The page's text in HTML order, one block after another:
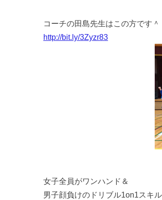
コーチの田島先生はこの方です＾
http://bit.ly/3Zyzr83
女子全員がワンハンド＆
男子顔負けのドリブル1on1スキル